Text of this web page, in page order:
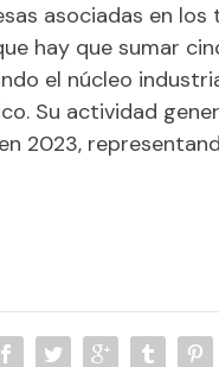
asociadas en
hay que sumar
el núcleo
Su actividad
2023,